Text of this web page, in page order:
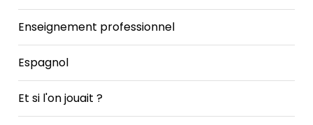
Enseignement professionnel
Espagnol
Et si l'on jouait ?